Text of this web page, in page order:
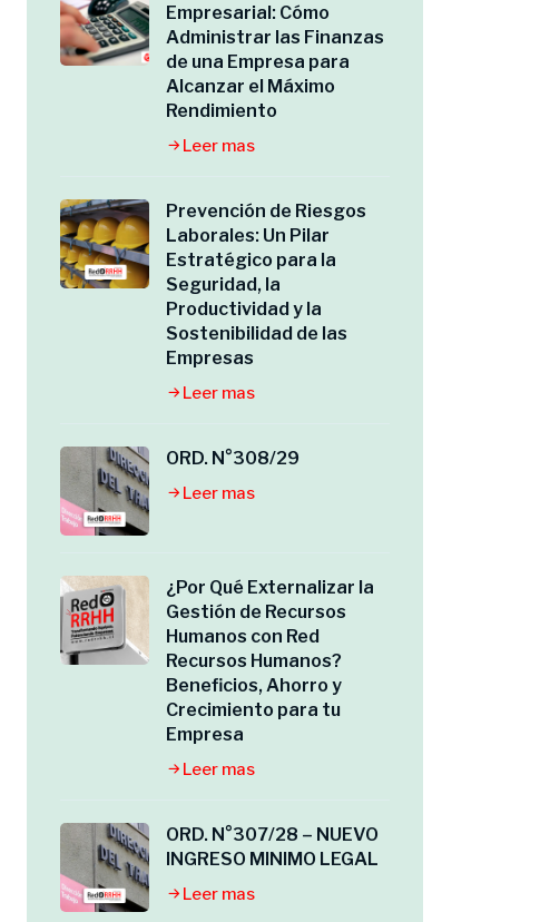
Empresarial: Cómo
Administrar las Finanzas
de una Empresa para
Alcanzar el Máximo
Rendimiento
Leer mas
Prevención de Riesgos
Laborales: Un Pilar
Estratégico para la
Seguridad, la
Productividad y la
Sostenibilidad de las
Empresas
Leer mas
ORD. N°308/29
Leer mas
¿Por Qué Externalizar la
Gestión de Recursos
Humanos con Red
Recursos Humanos?
Beneficios, Ahorro y
Crecimiento para tu
Empresa
Leer mas
ORD. N°307/28 – NUEVO
INGRESO MINIMO LEGAL
Leer mas